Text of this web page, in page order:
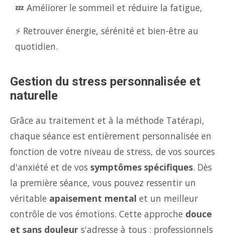
💤 Améliorer le sommeil et réduire la fatigue,
⚡ Retrouver énergie, sérénité et bien-être au
quotidien.
Gestion du stress personnalisée et
naturelle
Grâce au traitement et à la méthode Tatérapi,
chaque séance est entièrement personnalisée en
fonction de votre niveau de stress, de vos sources
d'anxiété et de vos symptômes spécifiques. Dès
la première séance, vous pouvez ressentir un
véritable apaisement mental et un meilleur
contrôle de vos émotions. Cette approche douce
et sans douleur s'adresse à tous : professionnels